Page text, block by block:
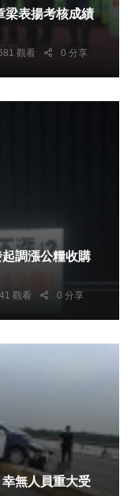
梁表揚考核成績
觀看 0 分享
調漲公糧收購
觀看 0 分享
無人員重大受